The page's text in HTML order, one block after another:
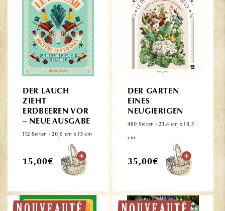
DER LAUCH
ZIEHT
ERDBEEREN VOR
– NEUE AUSGABE
112 Seiten - 20,9 cm x 15 cm
Normaler
15,00€
DER GARTEN
EINES
NEUGIERIGEN
480 Seiten - 23,4 cm x 18,5
cm
Normaler
35,00€